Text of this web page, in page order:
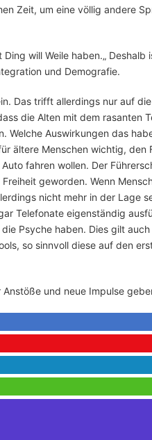
Zeit, um eine völlig andere
Ding will Weile haben.„ Deshalb
und Demografie.
Das trifft allerdings nur auf
die Alten mit dem rasanten
Welche Auswirkungen das
ältere Menschen wichtig, den
fahren wollen. Der
geworden. Wenn
nicht mehr in der Lage
Telefonate eigenständig
Psyche haben. Dies gilt
so sinnvoll diese auf den
und neue Impulse